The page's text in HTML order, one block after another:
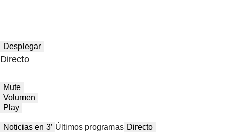
Desplegar
Directo
Mute
Volumen
Play
Noticias en 3′ Últimos programas Directo